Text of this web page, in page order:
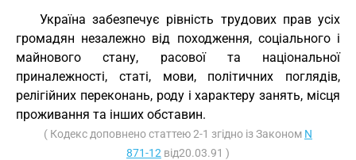
Україна забезпечує рівність трудових прав усіх
громадян незалежно від походження, соціального і
майнового стану, расової та національної
приналежності, статі, мови, політичних поглядів,
релігійних переконань, роду і характеру занять, місця
проживання та інших обставин.
( Кодекс доповнено статтею 2-1 згідно із Законом N
871-12 від20.03.91 )